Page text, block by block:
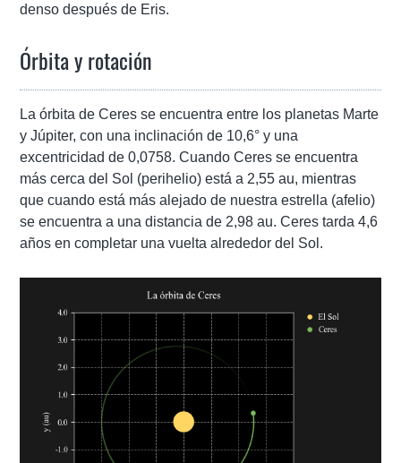
denso después de Eris.
Órbita y rotación
La órbita de Ceres se encuentra entre los planetas Marte
y Júpiter, con una inclinación de 10,6° y una
excentricidad de 0,0758. Cuando Ceres se encuentra
más cerca del Sol (perihelio) está a 2,55 au, mientras
que cuando está más alejado de nuestra estrella (afelio)
se encuentra a una distancia de 2,98 au. Ceres tarda 4,6
años en completar una vuelta alrededor del Sol.